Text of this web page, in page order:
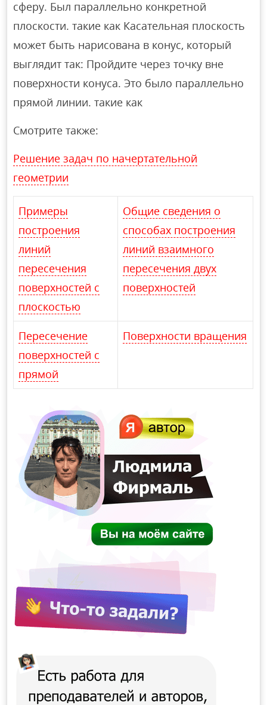
сферу. Был параллельно конкретной
плоскости. такие как Касательная плоскость
может быть нарисована в конус, который
выглядит так: Пройдите через точку вне
поверхности конуса. Это было параллельно
прямой линии. такие как
Смотрите также:
Решение задач по начертательной
геометрии
Примеры
построения
линий
пересечения
поверхностей с
плоскостью
Общие сведения о
способах построения
линий взаимного
пересечения двух
поверхностей
Пересечение
поверхностей с
прямой
Поверхности вращения